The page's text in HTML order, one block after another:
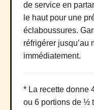
de service en
le haut pour une
éclaboussures.
réfrigérer jusqu’au
immédiatement.
* La recette donne
ou 6 portions de ½